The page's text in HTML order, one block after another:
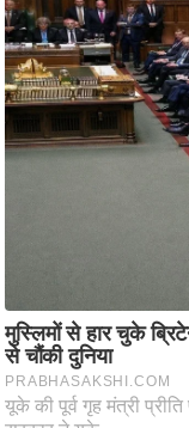
.
आ
र
.
आ
र
स
मी